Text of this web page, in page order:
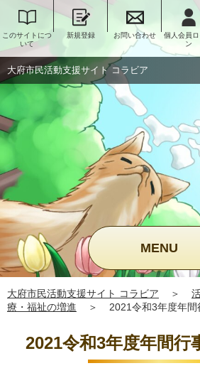
このサイトにつ
いて
新規登録 お問い合わせ
個人会員ロ
ン
大府市民活動支援サイト コラビア
MENU
大府市民活動支援サイト コラビア ＞
療・福祉の増進
＞ 2021令和3年度年
2021令和3年度年間行